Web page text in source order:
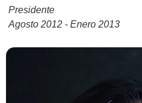
Presidente
Agosto 2012 - Enero 2013